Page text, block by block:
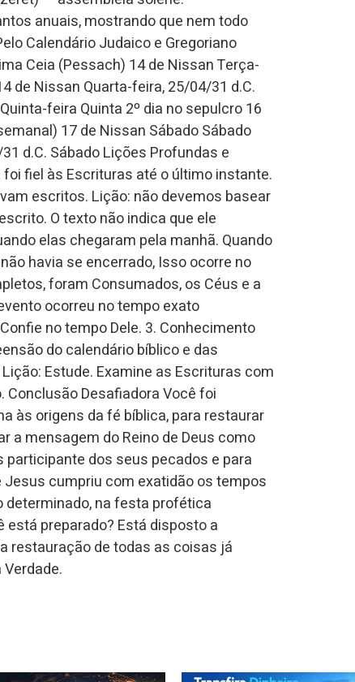
anuais, mostrando que nem todo
Calendário Judaico e Gregoriano
Ceia (Pessach) 14 de Nissan Terça-
de Nissan Quarta-feira, 25/04/31 d.C.
feira Quinta 2º dia no sepulcro 16
17 de Nissan Sábado Sábado
d.C. Sábado Lições Profundas e
foi fiel às Escrituras até o último instante.
escritos. Lição: não devemos basear
O texto não indica que ele
elas chegaram pela manhã. Quando
havia se encerrado, Isso ocorre no
foram Consumados, os Céus e a
ocorreu no tempo exato
no tempo Dele. 3. Conhecimento
do calendário bíblico e das
Estude. Examine as Escrituras com
Conclusão Desafiadora Você foi
às origens da fé bíblica, para restaurar
a mensagem do Reino de Deus como
participante dos seus pecados e para
Jesus cumpriu com exatidão os tempos
na festa profética
está preparado? Está disposto a
restauração de todas as coisas já